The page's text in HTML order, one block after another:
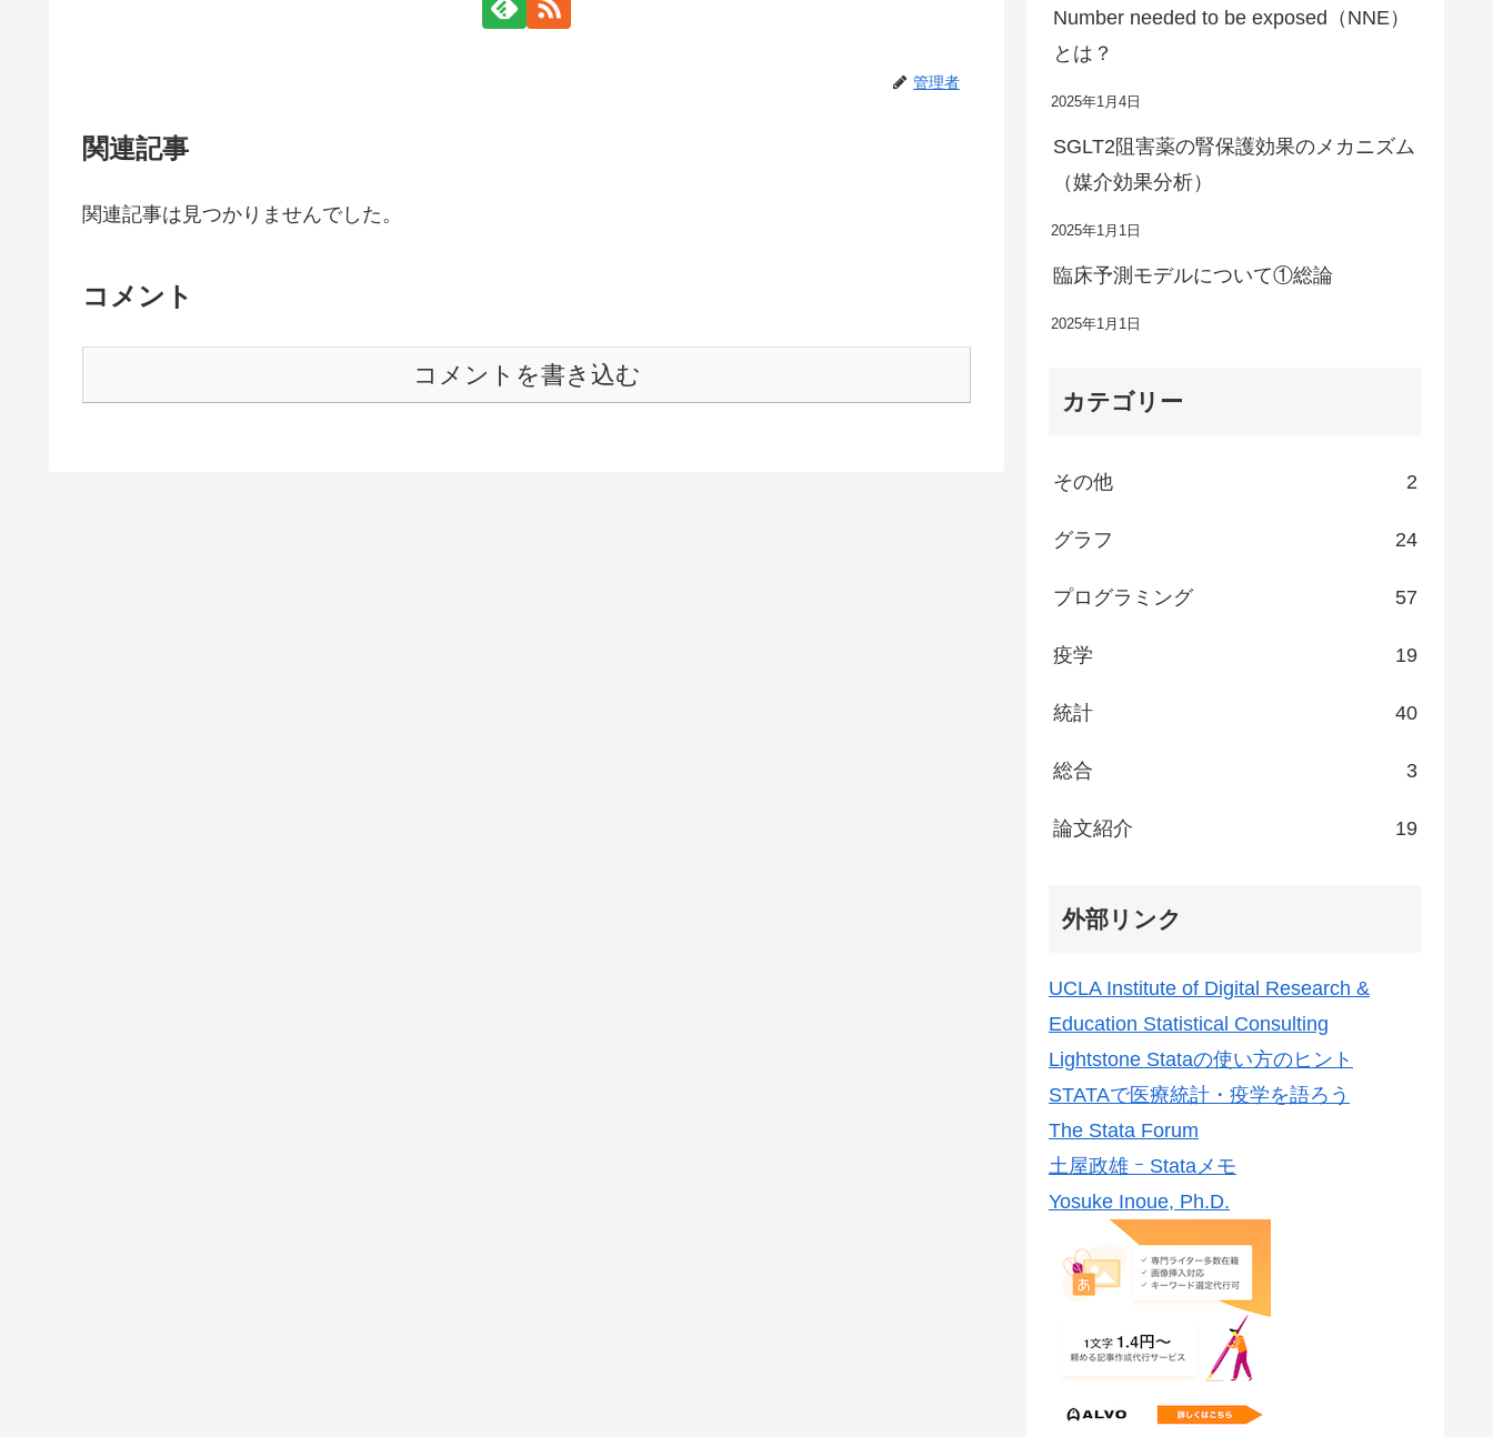
管理者
関連記事
関連記事は見つかりませんでした。
コメント
コメントを書き込む
Number needed to be exposed（NNE）
とは？
2025年1月4日
SGLT2阻害薬の腎保護効果のメカニズム
（媒介効果分析）
2025年1月1日
臨床予測モデルについて①総論
2025年1月1日
カテゴリー
その他 2
グラフ 24
プログラミング 57
疫学 19
統計 40
総合 3
論文紹介 19
外部リンク
UCLA Institute of Digital Research &
Education Statistical Consulting
Lightstone Stataの使い方のヒント
STATAで医療統計・疫学を語ろう
The Stata Forum
土屋政雄 ｰ Stataメモ
Yosuke Inoue, Ph.D.